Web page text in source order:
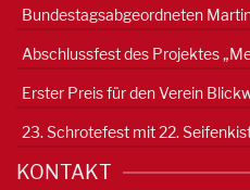
Bundestagsabgeordneten
Abschlussfest des Projektes
Erster Preis für den Verein
23. Schrotefest mit 22.
KONTAKT